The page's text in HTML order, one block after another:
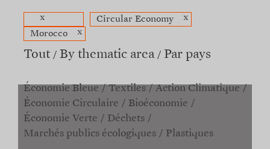
x Circular Economy
x
Morocco
x
Tout By thematic area Par pays
Économie Bleue Textiles
Action Climatique
Économie Circulaire
Bioéconomie
Économie Verte
Déchets
Marchés publics écologiques
Plastiques